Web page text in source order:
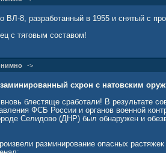
ВЛ-8, разработанный в 1955 и снятый с
с тяговым составом!
->
схрон с натовским
блестяще сработали! В результате
ФСБ России и органов военной
Селидово (ДНР) был обнаружен и
разминирование опасных